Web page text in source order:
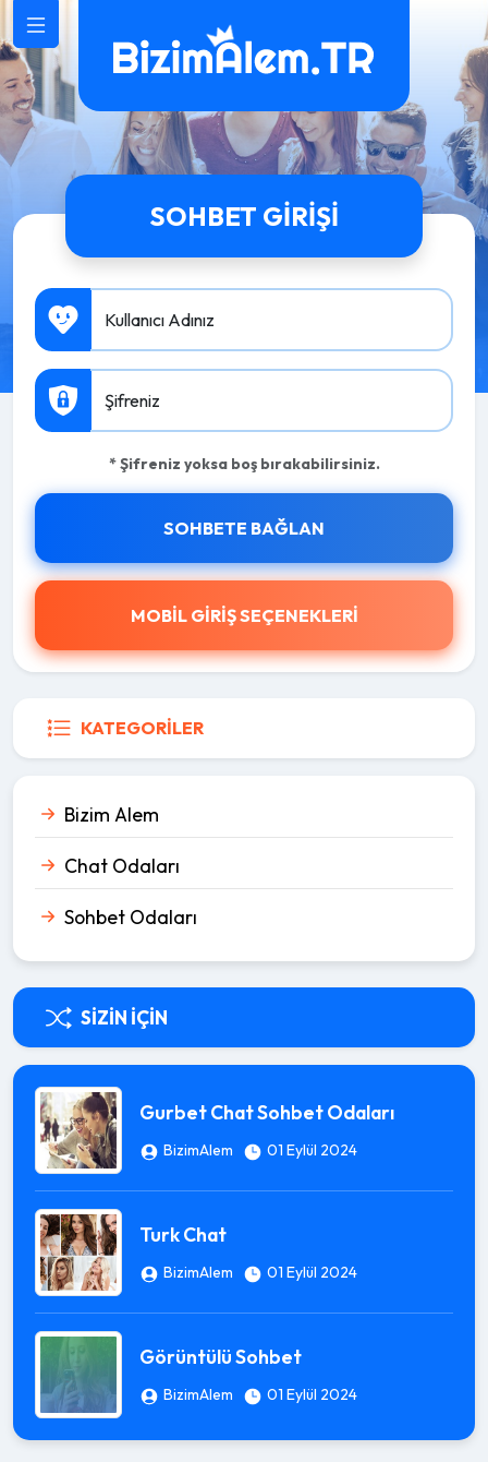
SOHBET GIRIŞI
Kullanıcı Adınız
Şifreniz
* Şifreniz yoksa boş bırakabilirsiniz.
SOHBETE BAĞLAN
MOBİL GİRİŞ SEÇENEKLERİ
KATEGORILER
Bizim Alem
Chat Odaları
Sohbet Odaları
SIZIN İÇIN
Gurbet Chat Sohbet Odaları
BizimAlem 01 Eylül 2024
Turk Chat
BizimAlem 01 Eylül 2024
Görüntülü Sohbet
BizimAlem 01 Eylül 2024